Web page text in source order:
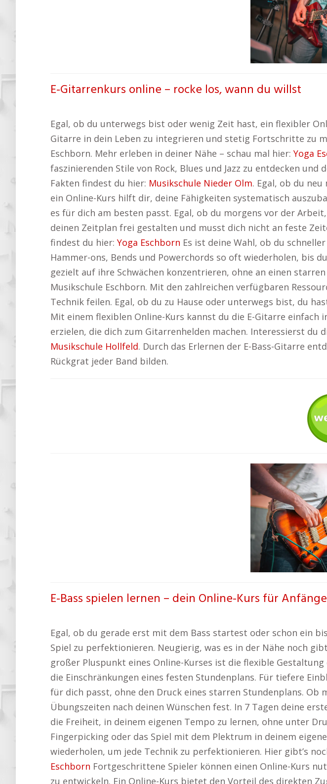
E-Gitarrenkurs online – rocke los, wann du willst
Egal, ob du unterwegs bist oder wenig Zeit hast, ein flexibler
Gitarre in dein Leben zu integrieren und stetig Fortschritte zu
Eschborn. Mehr erleben in deiner Nähe – schau mal hier: Yoga
faszinierenden Stile von Rock, Blues und Jazz zu entdecken
Fakten findest du hier: Musikschule Nieder Olm. Egal, ob du
ein Online-Kurs hilft dir, deine Fähigkeiten systematisch
es für dich am besten passt. Egal, ob du morgens vor der
deinen Zeitplan frei gestalten und musst dich nicht an feste
findest du hier: Yoga Eschborn Es ist deine Wahl, ob du
Hammer-ons, Bends und Powerchords so oft wiederholen, bis
gezielt auf ihre Schwächen konzentrieren, ohne an einen
Musikschule Eschborn. Mit den zahlreichen verfügbaren
Technik feilen. Egal, ob du zu Hause oder unterwegs bist, du
Mit einem flexiblen Online-Kurs kannst du die E-Gitarre
erzielen, die dich zum Gitarrenhelden machen. Interessierst du
Musikschule Hollfeld. Durch das Erlernen der E-Bass-Gitarre
Rückgrat jeder Band bilden.
E-Bass spielen lernen – dein Online-Kurs für
Egal, ob du gerade erst mit dem Bass startest oder schon ein
Spiel zu perfektionieren. Neugierig, was es in der Nähe noch
großer Pluspunkt eines Online-Kurses ist die flexible
die Einschränkungen eines festen Stundenplans. Für tiefere
für dich passt, ohne den Druck eines starren Stundenplans. Ob
Übungszeiten nach deinen Wünschen fest. In 7 Tagen deine
die Freiheit, in deinem eigenen Tempo zu lernen, ohne unter
Fingerpicking oder das Spiel mit dem Plektrum in deinem
wiederholen, um jede Technik zu perfektionieren. Hier gibt’s
Eschborn Fortgeschrittene Spieler können einen Online-Kurs
zu entwickeln. Ein Online-Kurs bietet den Vorteil des direkten